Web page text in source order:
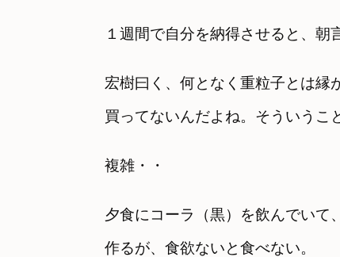
１週間で自分を納得させると、朝
宏樹曰く、何となく重粒子とは縁
買ってないんだよね。そういうこ
複雑・・
夕食にコーラ（黒）を飲んでいて
作るが、食欲ないと食べない。